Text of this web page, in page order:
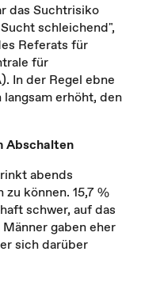
das Suchtrisiko
schleichend",
Referats für
für
In der Regel ebne
erhöht, den
Abschalten
abends
können. 15,7 %
schwer, auf das
gaben eher
sich darüber